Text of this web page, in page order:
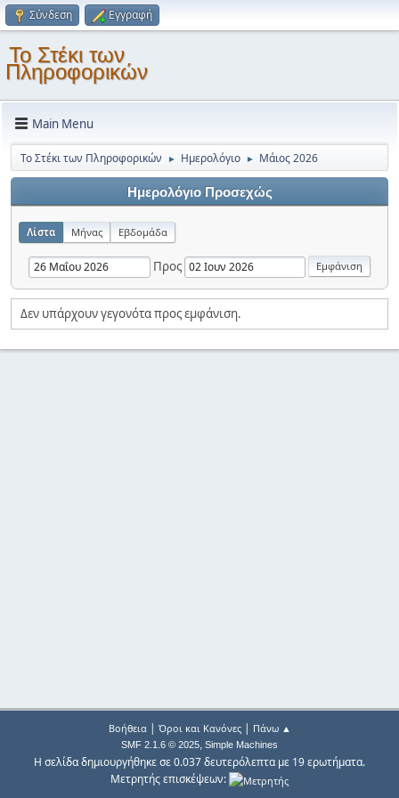
Σύνδεση Εγγραφή
Το Στέκι των
Πληροφορικών
Main Menu
Το Στέκι των Πληροφορικών ► Ημερολόγιο ► Μάιος 2026
Ημερολόγιο Προσεχώς
Λίστα Μήνας Εβδομάδα
Προς
Δεν υπάρχουν γεγονότα προς εμφάνιση.
Βοήθεια| Όροι και Κανόνες| Πάνω ▲
SMF 2.1.6 © 2025, Simple Machines
Η σελίδα δημιουργήθηκε σε 0.037 δευτερόλεπτα με 19 ερωτήματα.
Μετρητής επισκέψεων: